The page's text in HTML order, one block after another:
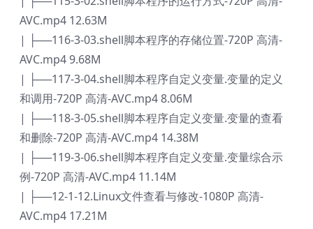
AVC.mp4 12.63M
| ├──116-3-03.shell脚本程序的存储位置-720P 高清-
AVC.mp4 9.68M
| ├──117-3-04.shell脚本程序自定义变量.变量的定义
和调用-720P 高清-AVC.mp4 8.06M
| ├──118-3-05.shell脚本程序自定义变量.变量的查看
和删除-720P 高清-AVC.mp4 14.38M
| ├──119-3-06.shell脚本程序自定义变量.变量综合示
例-720P 高清-AVC.mp4 11.14M
| ├──12-1-12.Linux文件查看与修改-1080P 高清-
AVC.mp4 17.21M